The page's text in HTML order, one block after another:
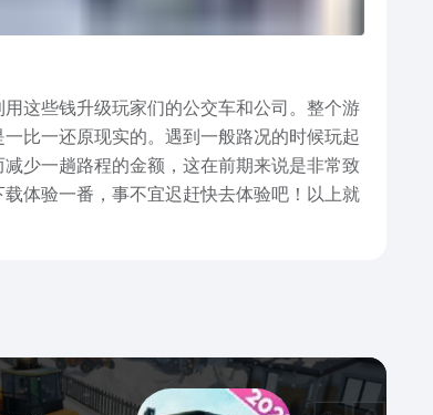
这些钱升级玩家们的公交车和公司。整个游
比一还原现实的。遇到一般路况的时候玩起
少一趟路程的金额，这在前期来说是非常致
体验一番，事不宜迟赶快去体验吧！以上就